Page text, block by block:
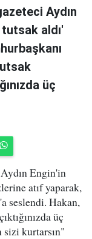
Aydın
aldı'
üç
Engin'in
atıf yaparak,
seslendi. Hakan,
üç
sizi kurtarsın"